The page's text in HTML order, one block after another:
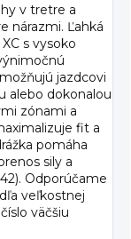
v tretre a
nárazmi. Ľahká
s vysoko
jazdcovi
alebo dokonalou
zónami a
fit a
pomáha
sily a
Odporúčame
veľkostnej
väčšiu